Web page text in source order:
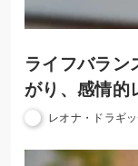
ライフバラン
がり、感情的
ィックな調和
レオナ・ドラギ